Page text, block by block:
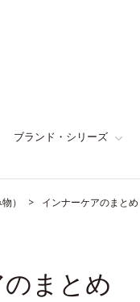
ブランド・シリーズ
） インナーケアのまとめ
まとめ